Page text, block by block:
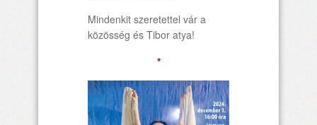
Mindenkit szeretettel vár a
közösség és Tibor atya!
*